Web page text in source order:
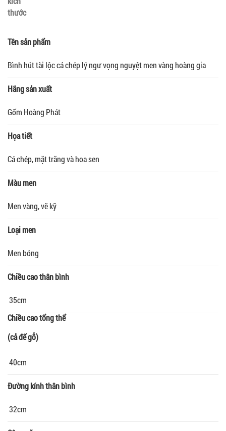
thước
Tên sản phẩm
Bình hút tài lộc cá chép lý ngư vọng nguyệt men vàng hoàng gia
Hãng sản xuất
Gốm Hoàng Phát
Họa tiết
Cá chép, mặt trăng và hoa sen
Màu men
Men vàng, vẽ kỹ
Loại men
Men bóng
Chiều cao thân bình
35cm
Chiều cao tổng thể
(cả đế gỗ)
40cm
Đường kính thân bình
32cm